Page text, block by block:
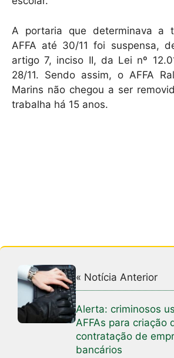
A portaria que determinava a
AFFA até 30/11 foi suspensa,
artigo 7, inciso II, da Lei nº
28/11. Sendo assim, o AFFA
Marins não chegou a ser
trabalha há 15 anos.
« Notícia Anterior
Alerta: criminosos
AFFAs para criação
contratação de
bancários